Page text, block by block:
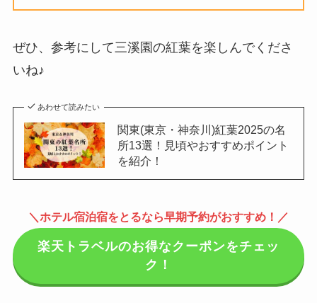
ぜひ、参考にして三溪園の紅葉を楽しんでくださ
いね♪
あわせて読みたい
関東(東京・神奈川)紅葉2025の名
所13選！見頃やおすすめポイント
を紹介！
＼ホテル宿泊宿をとるなら早期予約がおすすめ！／
楽天トラベルのお得なクーポンをチェッ
ク！